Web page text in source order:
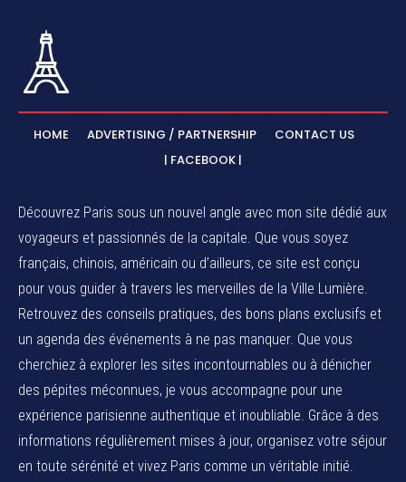
HOME ADVERTISING / PARTNERSHIP
CONTACT US
| FACEBOOK |
Découvrez Paris sous un nouvel angle avec mon site dédié aux
voyageurs et passionnés de la capitale. Que vous soyez
français, chinois, américain ou d’ailleurs, ce site est conçu
pour vous guider à travers les merveilles de la Ville Lumière.
Retrouvez des conseils pratiques, des bons plans exclusifs et
un agenda des événements à ne pas manquer. Que vous
cherchiez à explorer les sites incontournables ou à dénicher
des pépites méconnues, je vous accompagne pour une
expérience parisienne authentique et inoubliable. Grâce à des
informations régulièrement mises à jour, organisez votre séjour
en toute sérénité et vivez Paris comme un véritable initié.